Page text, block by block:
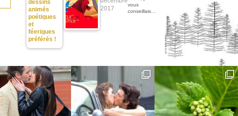
dessins
animés
poétiques
et
féeriques
préférés !
2017
vous
conseillais…